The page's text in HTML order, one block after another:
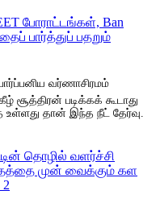
போராட்டங்கள், Ban
பார்த்துப் பதறும்
வர்ணாசிரமம்
படிக்கக் கூடாது
தான் இந்த நீட் தேர்வு.
தொழில் வளர்ச்சி
முன் வைக்கும் கள
2